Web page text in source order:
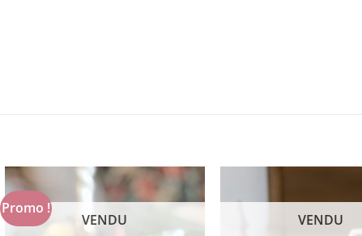
Promo !
VENDU VENDU